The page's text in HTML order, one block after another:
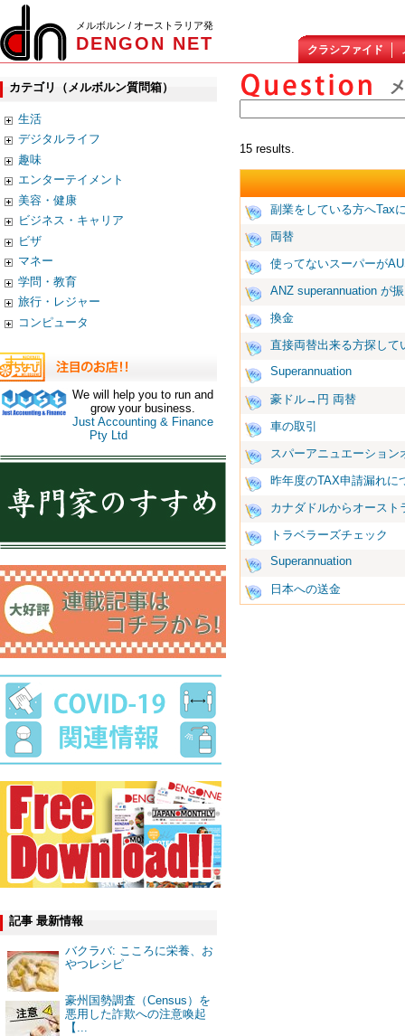
メルボルン / オーストラリア発
DENGON NET クラシファイド
カテゴリ（メルボルン質問箱）
生活
デジタルライフ
趣味
エンターテイメント
美容・健康
ビジネス・キャリア
ビザ
マネー
学問・教育
旅行・レジャー
コンピュータ
We will help you to run and
grow your business.
Just Accounting & Finance
Pty Ltd
記事 最新情報
バクラバ: こころに栄養、お
やつレシピ
豪州国勢調査（Census）を
悪用した詐欺への注意喚起
【...
15 results.
副業をしている方へTax
両替
使ってないスーパーが
ANZ superannuation が
換金
直接両替出来る方探して
Superannuation
豪ドル→円 両替
車の取引
スパーアニュエーショ
昨年度のTAX申請漏れに
カナダドルからオースト
トラベラーズチェック
Superannuation
日本への送金